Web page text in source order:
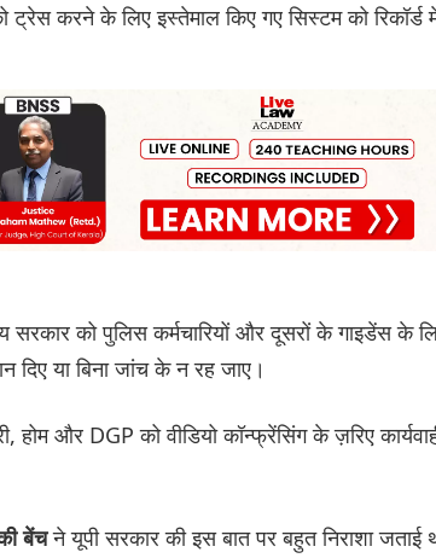
ट्रेस करने के लिए इस्तेमाल किए गए सिस्टम को रिकॉर्ड
सरकार को पुलिस कर्मचारियों और दूसरों के गाइडेंस के
दिए या बिना जांच के न रह जाए।
और DGP को वीडियो कॉन्फ्रेंसिंग के ज़रिए
बेंचने यूपी सरकार की इस बात पर बहुत निराशा जताई